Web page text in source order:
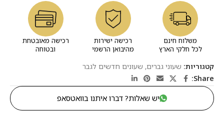
משלוח חינם
לכל חלקי הארץ
רכישה ישירות
מהיבואן הרשמי
רכישה מאובטחת
ובטוחה
קטגוריות: שעוני גברים, שעונים חדשים לגבר
Share:
יש שאלות? דברו איתנו בוואטסאפ